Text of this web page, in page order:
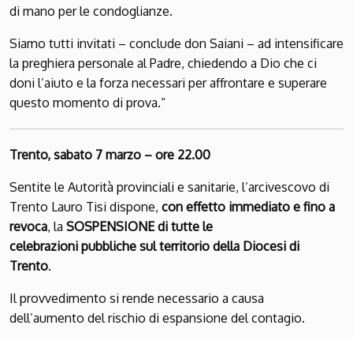
di mano perle condoglianze.
Siamo tutti invitati – conclude don Saiani – ad intensificare
la preghiera personale al Padre, chiedendo a Dio che ci
doni l’aiuto e la forza necessari per affrontare e superare
questo momento di prova.“
Trento, sabato 7 marzo – ore 22.00
Sentite le Autorità provinciali e sanitarie, l’arcivescovo di
Trento Lauro Tisi dispone, con effetto immediato e fino a
revoca, la SOSPENSIONE di tutte le
celebrazioni pubbliche sul territorio della Diocesi di
Trento.
Il provvedimento si rende necessario a causa
dell’aumento del rischio di espansione del contagio.